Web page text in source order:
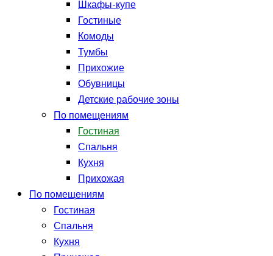
Шкафы-купе
Гостиные
Комоды
Тумбы
Прихожие
Обувницы
Детские рабочие зоны
По помещениям
Гостиная
Спальня
Кухня
Прихожая
По помещениям
Гостиная
Спальня
Кухня